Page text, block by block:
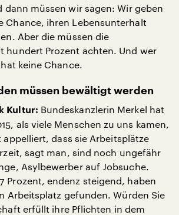
dann müssen wir sagen: Wir geben
Chance, ihren Lebensunterhalt
Aber die müssen die
hundert Prozent achten. Und wer
keine Chance.
müssen bewältigt werden
Kultur: Bundeskanzlerin Merkel hat
als viele Menschen zu uns kamen,
dass sie Arbeitsplätze
sagt man, sind noch ungefähr
Asylbewerber auf Jobsuche.
Prozent, endenz steigend, haben
Arbeitsplatz gefunden. Würden Sie
erfüllt ihre Pflichten in dem